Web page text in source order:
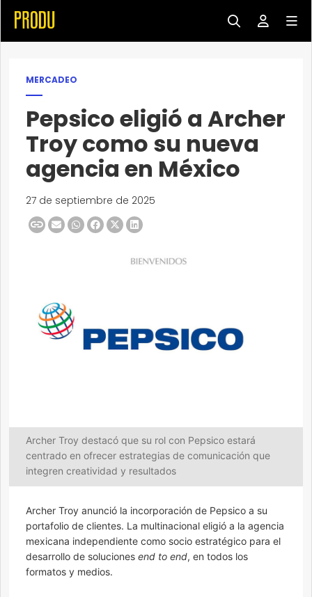
MERCADEO
Pepsico eligió a Archer
Troy como su nueva
agencia en México
27 de septiembre de 2025
Archer Troy destacó que su rol con Pepsico estará
centrado en ofrecer estrategias de comunicación que
integren creatividad y resultados
Archer Troy anunció la incorporación de Pepsico a su
portafolio de clientes. La multinacional eligió a la agencia
mexicana independiente como socio estratégico para el
desarrollo de soluciones end to end, en todos los
formatos y medios.